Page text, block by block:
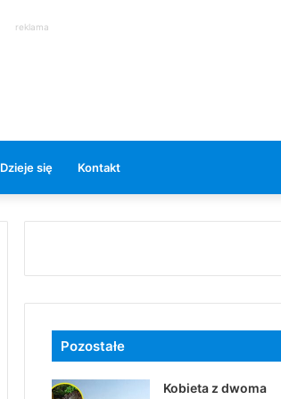
reklama
Dzieje się Kontakt
Pozostałe
Kobieta z dwoma